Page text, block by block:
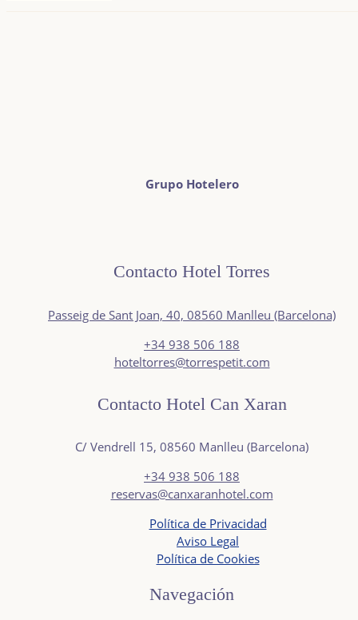
Grupo Hotelero
Contacto Hotel Torres
Passeig de Sant Joan, 40, 08560 Manlleu (Barcelona)
+34 938 506 188
hoteltorres@torrespetit.com
Contacto Hotel Can Xaran
C/ Vendrell 15, 08560 Manlleu (Barcelona)
+34 938 506 188
reservas@canxaranhotel.com
Política de Privacidad
Aviso Legal
Política de Cookies
Navegación